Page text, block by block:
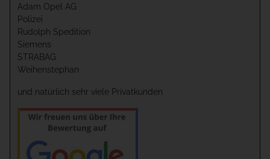
Adam Opel AG
Polizei
Rudolph Spedition
Siemens
STRABAG
Weihenstephan
und natürlich sehr viele Privatkunden